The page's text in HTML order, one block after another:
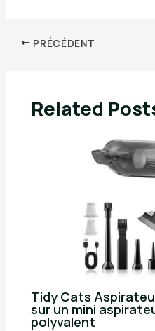
PRÉCÉDENT
Related
Tidy Cats
sur un mini
polyvalent